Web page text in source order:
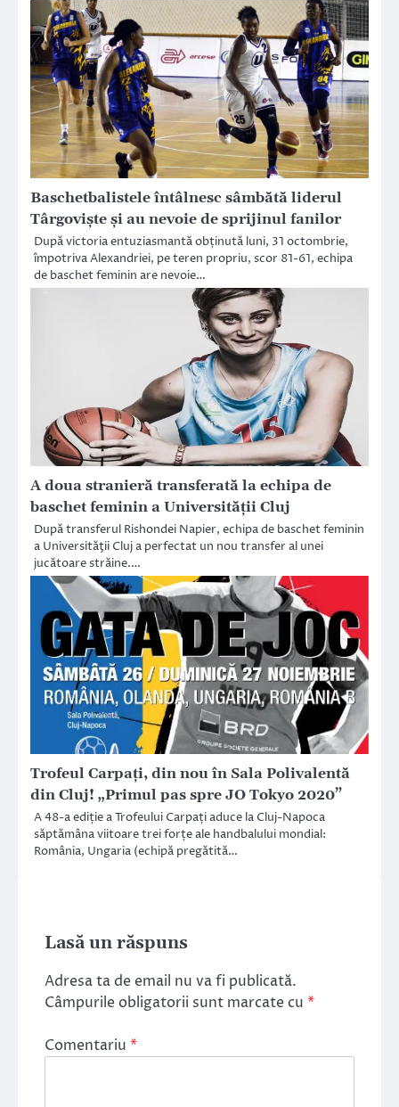
Baschetbalistele întâlnesc sâmbătă liderul
Târgoviște și au nevoie de sprijinul fanilor
După victoria entuziasmantă obținută luni, 31 octombrie,
împotriva Alexandriei, pe teren propriu, scor 81-61, echipa
de baschet feminin are nevoie…
A doua stranieră transferată la echipa de
baschet feminin a Universităţii Cluj
După transferul Rishondei Napier, echipa de baschet feminin
a Universităţii Cluj a perfectat un nou transfer al unei
jucătoare străine.…
Trofeul Carpați, din nou în Sala Polivalentă
din Cluj! „Primul pas spre JO Tokyo 2020”
A 48-a ediție a Trofeului Carpați aduce la Cluj-Napoca
săptămâna viitoare trei forțe ale handbalului mondial:
România, Ungaria (echipă pregătită…
Lasă un răspuns
Adresa ta de email nu va fi publicată.
Câmpurile obligatorii sunt marcate cu *
Comentariu *